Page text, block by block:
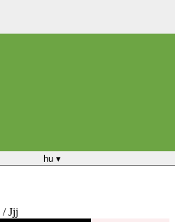
hu ▾
/ Jjj